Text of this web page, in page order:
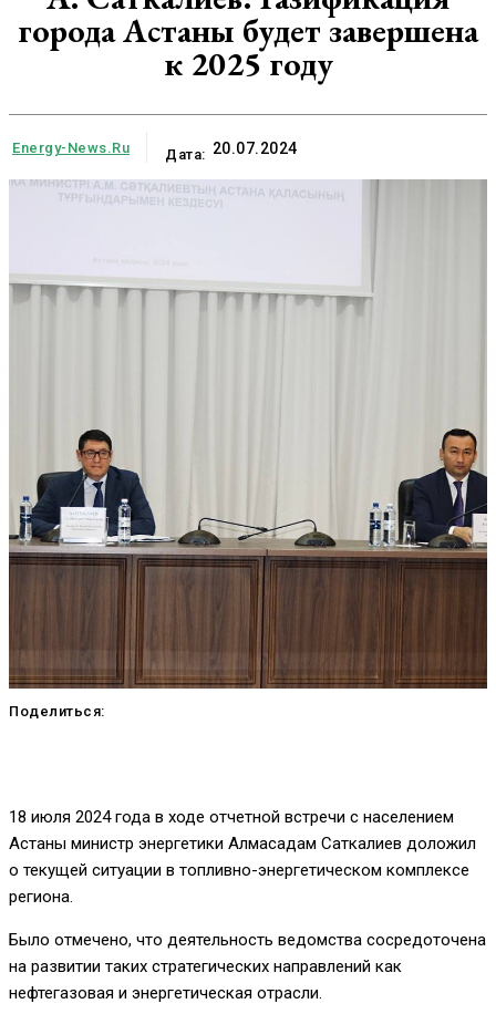
города Астаны будет завершена
к 2025 году
Energy-News.ru Дата: 20.07.2024
Поделиться:
18 июля 2024 года в ходе отчетной встречи с населением
Астаны министр энергетики Алмасадам Саткалиев доложил
о текущей ситуации в топливно-энергетическом комплексе
региона.
Было отмечено, что деятельность ведомства сосредоточена
на развитии таких стратегических направлений как
нефтегазовая и энергетическая отрасли.